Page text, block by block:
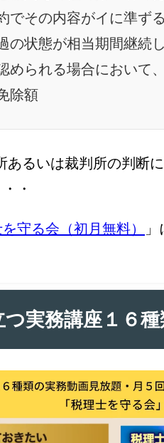
でその内容がイに準ず
状態が相当期間継続
められる場合において
除額
るいは裁判所の判断
・
守る会（初月無料）
実務講座１６